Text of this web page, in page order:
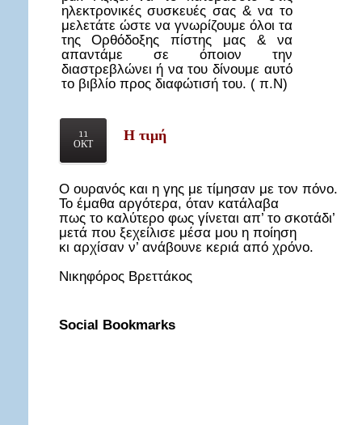
ηλεκτρονικές συσκευές σας & να το
μελετάτε ώστε να γνωρίζουμε όλοι τα
της Ορθόδοξης πίστης μας & να
απαντάμε σε όποιον την
διαστρεβλώνει ή να του δίνουμε αυτό
το βιβλίο προς διαφώτισή του. ( π.Ν)
11
ΟΚΤ
Η τιμή
Ο ουρανός και η γης με τίμησαν με τον πόνο.
Το έμαθα αργότερα, όταν κατάλαβα
πως το καλύτερο φως γίνεται απ’ το σκοτάδι’
μετά που ξεχείλισε μέσα μου η ποίηση
κι αρχίσαν ν’ ανάβουνε κεριά από χρόνο.
Νικηφόρος Βρεττάκος
Social Bookmarks